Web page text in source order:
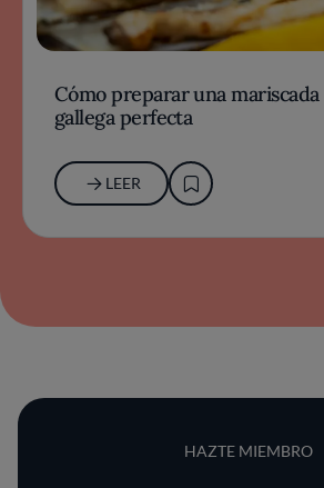
Cómo preparar una mariscada
gallega perfecta
LEER
HAZTE MIEMBRO